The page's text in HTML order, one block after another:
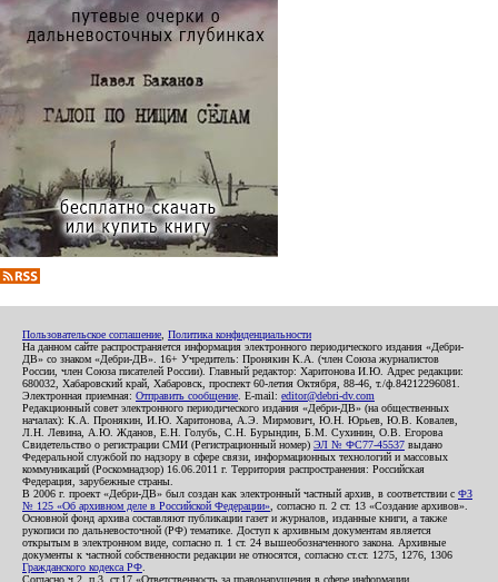
Пользовательское соглашение Политика конфиденциальности
На данном сайте распространяется информация электронного периодического издания «Дебри-
ДВ» со знаком «Дебри-ДВ». 16+ Учредитель: Пронякин К.А. (член Союза журналистов
России, член Союза писателей России). Главный редактор: Харитонова И.Ю. Адрес редакции:
680032, Хабаровский край, Хабаровск, проспект 60-летия Октября, 88-46, т./ф.84212296081.
Электронная приемная: Отправить сообщение . E-mail: editor@debri-dv.com
Редакционный совет электронного периодического издания «Дебри-ДВ» (на общественных
началах): К.А. Пронякин, И.Ю. Харитонова, А.Э. Мирмович, Ю.Н. Юрьев, Ю.В. Ковалев,
Л.Н. Левина, А.Ю. Жданов, Е.Н. Голубь, С.Н. Бурындин, Б.М. Сухинин, О.В. Егорова
Свидетельство о регистрации СМИ (Регистрационный номер) ЭЛ № ФС77-45537 выдано
Федеральной службой по надзору в сфере связи, информационных технологий и массовых
коммуникаций (Роскомнадзор) 16.06.2011 г. Территория распространения: Российская
Федерация, зарубежные страны.
В 2006 г. проект «Дебри-ДВ» был создан как электронный частный архив, в соответствии с ФЗ
№ 125 «Об архивном деле в Российской Федерации» , согласно п. 2 ст. 13 «Создание архивов».
Основной фонд архива составляют публикации газет и журналов, изданные книги, а также
рукописи по дальневосточной (РФ) тематике. Доступ к архивным документам является
открытым в электронном виде, согласно п. 1 ст. 24 вышеобозначенного закона. Архивные
документы к частной собственности редакции не относятся, согласно ст.ст. 1275, 1276, 1306
Гражданского кодекса РФ
Согласно ч.2. п.3. ст.17 «Ответственность за правонарушения в сфере информации,